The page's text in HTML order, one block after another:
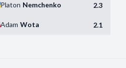
Platon Nemchenko 2.3
Adam Wota 2.1